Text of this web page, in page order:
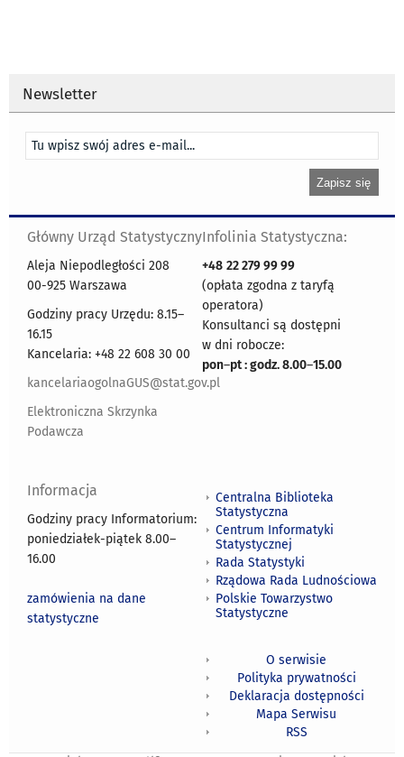
Newsletter
Główny Urząd Statystyczny
Aleja Niepodległości 208
00-925 Warszawa
Godziny pracy Urzędu: 8.15–
16.15
Kancelaria: +48 22 608 30 00
kancelariaogolnaGUS@stat.gov.pl
Elektroniczna Skrzynka
Podawcza
Infolinia Statystyczna:
+48 22 279 99 99
(opłata zgodna z taryfą
operatora)
Konsultanci są dostępni
w dni robocze:
pon–pt : godz. 8.00–15.00
Informacja
Godziny pracy Informatorium:
poniedziałek-piątek 8.00–
16.00
zamówienia na dane
statystyczne
Centralna Biblioteka
Statystyczna
Centrum Informatyki
Statystycznej
Rada Statystyki
Rządowa Rada Ludnościowa
Polskie Towarzystwo
Statystyczne
O serwisie
Polityka prywatności
Deklaracja dostępności
Mapa Serwisu
RSS